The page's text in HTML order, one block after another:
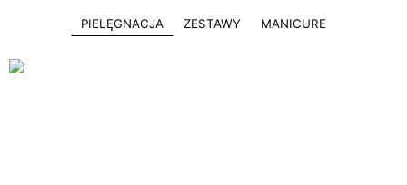
PIELĘGNACJA ZESTAWY MANICURE